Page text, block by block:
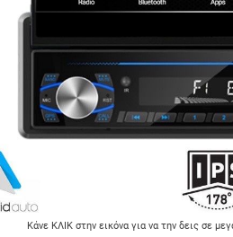
Κάνε ΚΛΙΚ στην εικόνα για να την δεις σε